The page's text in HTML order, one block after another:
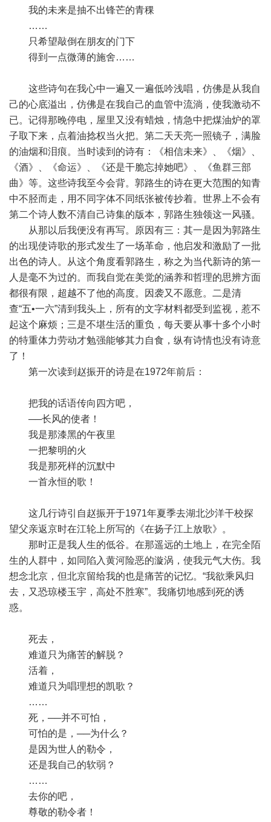
我的未来是抽不出锋芒的青稞
……
只希望敲倒在朋友的门下
得到一点微薄的施舍……
这些诗句在我心中一遍又一遍低吟浅唱，仿佛是从我自
己的心底溢出，仿佛是在我自己的血管中流淌，使我激动不
已。记得那晚停电，屋里又没有蜡烛，情急中把煤油炉的罩
子取下来，点着油捻权当火把。第二天天亮一照镜子，满脸
的油烟和泪痕。当时读到的诗有：《相信未来》、《烟》、
《酒》、《命运》、《还是干脆忘掉她吧》、《鱼群三部
曲》等。这些诗我至今会背。郭路生的诗在更大范围的知青
中不胫而走，用不同字体不同纸张被传抄着。世界上不会有
第二个诗人数不清自己诗集的版本，郭路生独领这一风骚。
从那以后我便没有再写。原因有三：其一是因为郭路生
的出现使诗歌的形式发生了一场革命，他启发和激励了一批
出色的诗人。从这个角度看郭路生，称之为当代新诗的第一
人是毫不为过的。而我自觉在美觉的涵养和哲理的思辨方面
都很有限，超越不了他的高度。因袭又不愿意。二是清
查“五•一六”清到我头上，所有的文字材料都受到监视，惹不
起这个麻烦；三是不堪生活的重负，每天要从事十多个小时
的特重体力劳动才勉强能够其力自食，纵有诗情也没有诗意
了！
第一次读到赵振开的诗是在1972年前后：
把我的话语传向四方吧，
──长风的使者！
我是那漆黑的午夜里
一把黎明的火
我是那死样的沉默中
一首永恒的歌！
这几行诗引自赵振开于1971年夏季去湖北沙洋干校探
望父亲返京时在江轮上所写的《在扬子江上放歌》。
那时正是我人生的低谷。在那遥远的土地上，在完全陌
生的人群中，如同陷入黄河险恶的漩涡，使我元气大伤。我
想念北京，但北京留给我的也是痛苦的记忆。“我欲乘风归
去，又恐琼楼玉宇，高处不胜寒”。我痛切地感到死的诱
惑。
死去，
难道只为痛苦的解脱？
活着，
难道只为唱理想的凯歌？
……
死，──并不可怕，
可怕的是，──为什么？
是因为世人的勒令，
还是我自己的软弱？
……
去你的吧，
尊敬的勒令者！